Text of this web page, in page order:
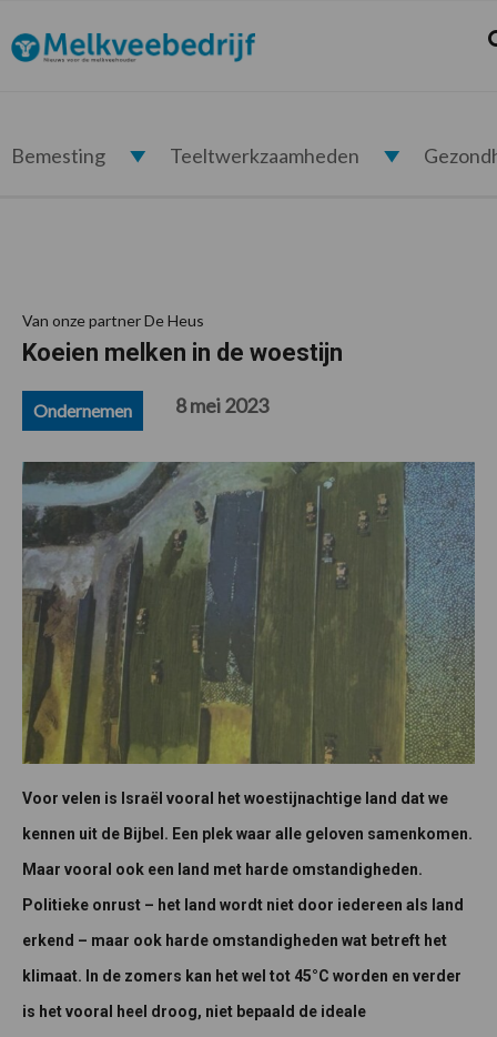
de
hoofdnavigatie
de
hoofd
de
eerste
de
voettekst
Melkveebedrijf.nl
Bemesting Teeltwerkzaamheden
Van onze partner De Heus
Koeien melken in de woestijn
Ondernemen 8 mei 2023
Voor velen is Israël vooral het woestijnachtige land dat we
kennen uit de Bijbel. Een plek waar alle geloven samenkomen.
Maar vooral ook een land met harde omstandigheden.
Politieke onrust – het land wordt niet door iedereen als land
erkend – maar ook harde omstandigheden wat betreft het
klimaat. In de zomers kan het wel tot 45°C worden en verder
is het vooral heel droog, niet bepaald de ideale